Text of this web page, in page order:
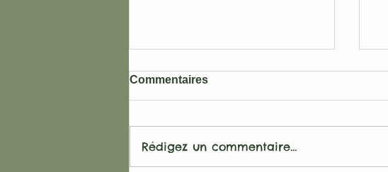
Commentaires
Rédigez un commentaire...